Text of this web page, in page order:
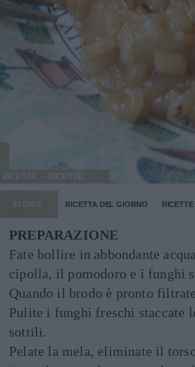
RICETTA
STORIA RICETTA DEL GIORNO
PREPARAZIONE
Fate bollire in abbondante
cipolla, il pomodoro e i funghi
Quando il brodo è pronto
Pulite i funghi freschi staccate
sottili.
Pelate la mela, eliminate il